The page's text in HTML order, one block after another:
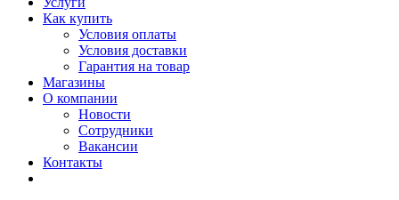
Как купить
Условия оплаты
Условия доставки
Гарантия на товар
Магазины
О компании
Новости
Сотрудники
Вакансии
Контакты